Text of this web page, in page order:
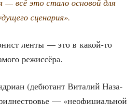
— всё это ста­ло осно­вой для
сценария».
лен­ты — это в какой-то
режиссёра.
(дебю­тант Вита­лий Наза­
— «неофи­ци­аль­ной